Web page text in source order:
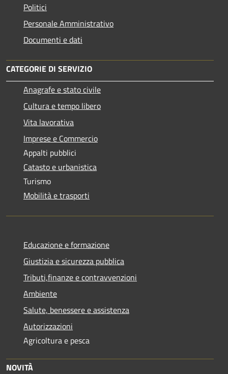
Politici
Personale Amministrativo
Documenti e dati
CATEGORIE DI SERVIZIO
Anagrafe e stato civile
Cultura e tempo libero
Vita lavorativa
Imprese e Commercio
Appalti pubblici
Catasto e urbanistica
Turismo
Mobilità e trasporti
Educazione e formazione
Giustizia e sicurezza pubblica
Tributi,finanze e contravvenzioni
Ambiente
Salute, benessere e assistenza
Autorizzazioni
Agricoltura e pesca
NOVITÀ